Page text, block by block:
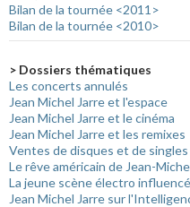
Bilan de la tournée <2011>
Bilan de la tournée <2010>
> Dossiers thématiques
Les concerts annulés
Jean Michel Jarre et l'espace
Jean Michel Jarre et le cinéma
Jean Michel Jarre et les remixes
Ventes de disques et de singles
Le rêve américain de Jean-
La jeune scène électro
Jean Michel Jarre sur